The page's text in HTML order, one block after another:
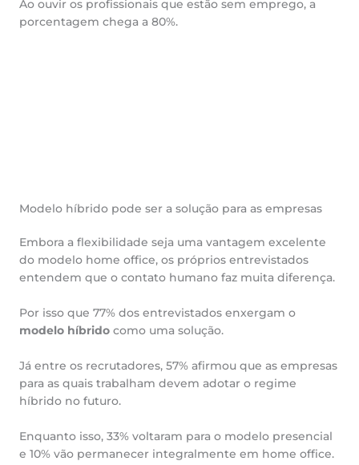
Ao ouvir os profissionais que estão sem emprego, a
porcentagem chega a 80%.
Modelo híbrido pode ser a solução para as empresas
Embora a flexibilidade seja uma vantagem excelente
do modelo home office, os próprios entrevistados
entendem que o contato humano faz muita diferença.
Por isso que 77% dos entrevistados enxergam o
modelo híbrido como uma solução.
Já entre os recrutadores, 57% afirmou que as empresas
para as quais trabalham devem adotar o regime
híbrido no futuro.
Enquanto isso, 33% voltaram para o modelo presencial
e 10% vão permanecer integralmente em home office.